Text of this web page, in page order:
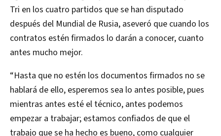
Tri en los cuatro partidos que se han disputado
después del Mundial de Rusia, aseveró que cuando los
contratos estén firmados lo darán a conocer, cuanto
antes mucho mejor.
“Hasta que no estén los documentos firmados no se
hablará de ello, esperemos sea lo antes posible, pues
mientras antes esté el técnico, antes podemos
empezar a trabajar; estamos confiados de que el
trabajo que se ha hecho es bueno, como cualquier